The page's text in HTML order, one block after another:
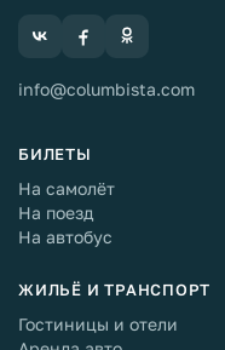
info@columbista.com
БИЛЕТЫ
На самолёт
На поезд
На автобус
ЖИЛЬЁ И ТРАНСПОРТ
Гостиницы и отели